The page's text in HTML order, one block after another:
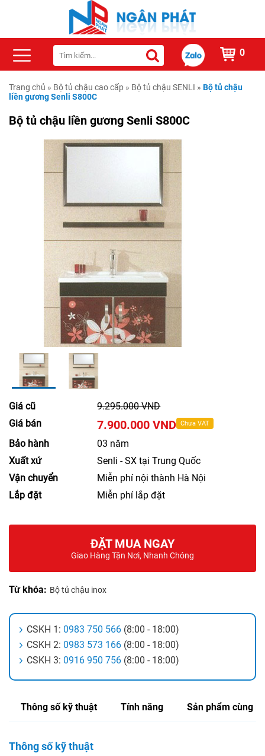
0
Trang chủ » Bộ tủ chậu cao cấp » Bộ tủ chậu SENLI » Bộ tủ chậu
liền gương Senli S800C
Bộ tủ chậu liền gương Senli S800C
Giá cũ
9.295.000 VND
Giá bán
7.900.000 VND Chưa VAT
Bảo hành
03 năm
Xuất xứ
Senli - SX tại Trung Quốc
Vận chuyển
Miễn phí nội thành Hà Nội
Lắp đặt
Miễn phí lắp đặt
ĐẶT MUA NGAY
Giao Hàng Tận Nơi, Nhanh Chóng
Từ khóa: Bộ tủ chậu inox
CSKH 1: 0983 750 566 (8:00 - 18:00)
CSKH 2: 0983 573 166 (8:00 - 18:00)
CSKH 3: 0916 950 756 (8:00 - 18:00)
Thông số kỹ thuật Tính năng Sản phẩm cùng
Thông số kỹ thuật